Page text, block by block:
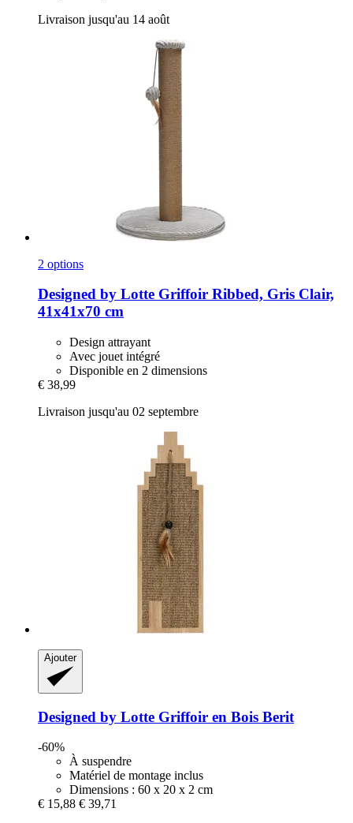
Livraison jusqu'au 14 août
2 options
Designed by Lotte Griffoir Ribbed, Gris Clair,
41x41x70 cm
Design attrayant
Avec jouet intégré
Disponible en 2 dimensions
€ 38,99
Livraison jusqu'au 02 septembre
Ajouter
Designed by Lotte Griffoir en Bois Berit
-60%
À suspendre
Matériel de montage inclus
Dimensions : 60 x 20 x 2 cm
€ 15,88 € 39,71